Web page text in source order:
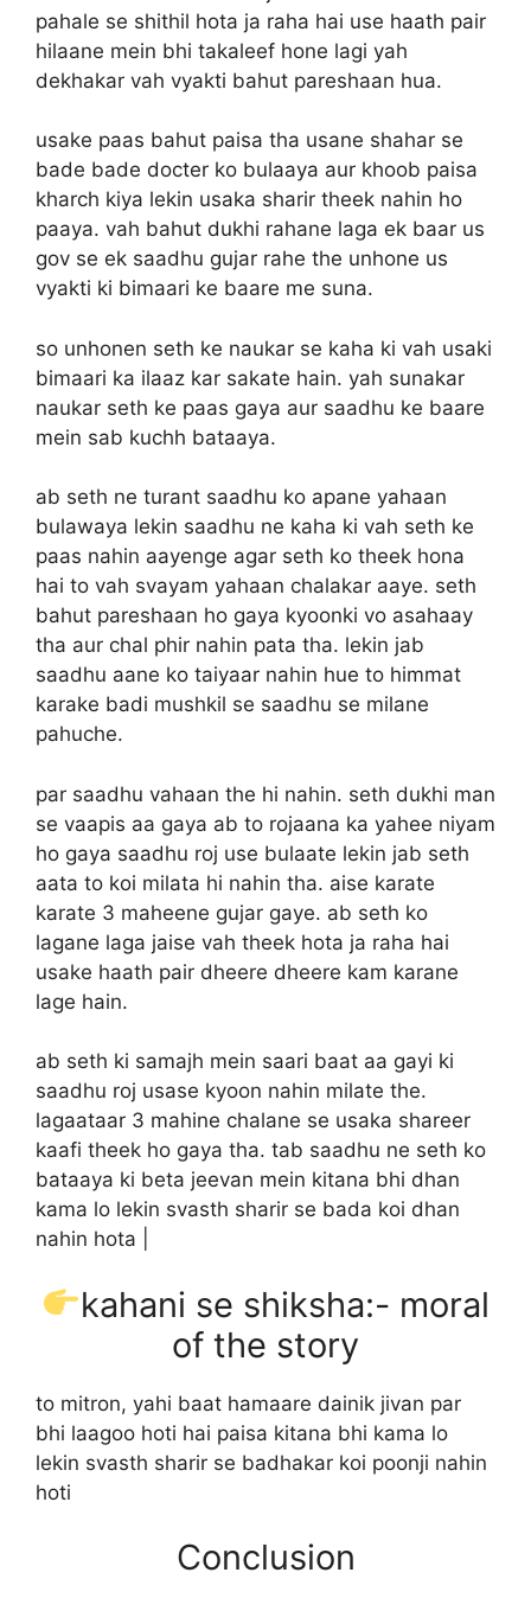
pahale se shithil hota ja raha hai use haath pair
hilaane mein bhi takaleef hone lagi yah
dekhakar vah vyakti bahut pareshaan hua.
usake paas bahut paisa tha usane shahar se
bade bade docter ko bulaaya aur khoob paisa
kharch kiya lekin usaka sharir theek nahin ho
paaya. vah bahut dukhi rahane laga ek baar us
gov se ek saadhu gujar rahe the unhone us
vyakti ki bimaari ke baare me suna.
so unhonen seth ke naukar se kaha ki vah usaki
bimaari ka ilaaz kar sakate hain. yah sunakar
naukar seth ke paas gaya aur saadhu ke baare
mein sab kuchh bataaya.
ab seth ne turant saadhu ko apane yahaan
bulawaya lekin saadhu ne kaha ki vah seth ke
paas nahin aayenge agar seth ko theek hona
hai to vah svayam yahaan chalakar aaye. seth
bahut pareshaan ho gaya kyoonki vo asahaay
tha aur chal phir nahin pata tha. lekin jab
saadhu aane ko taiyaar nahin hue to himmat
karake badi mushkil se saadhu se milane
pahuche.
par saadhu vahaan the hi nahin. seth dukhi man
se vaapis aa gaya ab to rojaana ka yahee niyam
ho gaya saadhu roj use bulaate lekin jab seth
aata to koi milata hi nahin tha. aise karate
karate 3 maheene gujar gaye. ab seth ko
lagane laga jaise vah theek hota ja raha hai
usake haath pair dheere dheere kam karane
lage hain.
ab seth ki samajh mein saari baat aa gayi ki
saadhu roj usase kyoon nahin milate the.
lagaataar 3 mahine chalane se usaka shareer
kaafi theek ho gaya tha. tab saadhu ne seth ko
bataaya ki beta jeevan mein kitana bhi dhan
kama lo lekin svasth sharir se bada koi dhan
nahin hota |
kahani se shiksha:- moral
of the story
to mitron, yahi baat hamaare dainik jivan par
bhi laagoo hoti hai paisa kitana bhi kama lo
lekin svasth sharir se badhakar koi poonji nahin
hoti
Conclusion